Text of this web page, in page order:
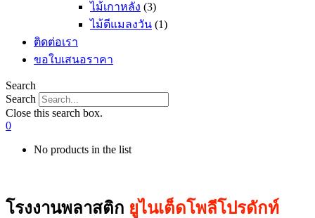
ไม้เกาหลัง (3)
ไม้ตีแมลงวัน (1)
ติดต่อเรา
ขอใบเสนอราคา
Search
Search
Close this search box.
0
No products in the list
โรงงานพลาสติก ยูไนเต็ดโพลีโปรดักท์